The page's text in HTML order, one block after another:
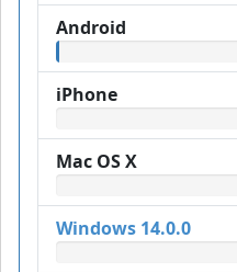
Android
iPhone
Mac OS X
Windows 14.0.0